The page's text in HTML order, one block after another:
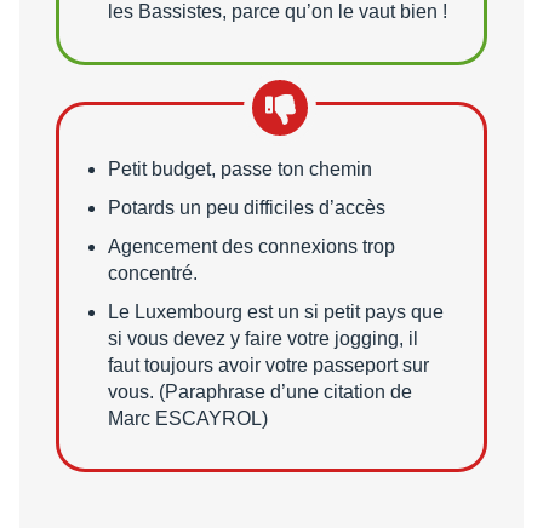
les Bassistes, parce qu’on le vaut bien !
Points faibles
Petit budget, passe ton chemin
Potards un peu difficiles d’accès
Agencement des connexions trop
concentré.
Le Luxembourg est un si petit pays que
si vous devez y faire votre jogging, il
faut toujours avoir votre passeport sur
vous. (Paraphrase d’une citation de
Marc ESCAYROL)